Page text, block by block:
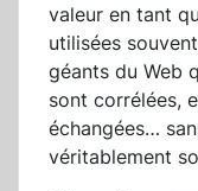
valeur en tant
utilisées
géants du Web
sont corrélées,
échangées…
véritablement